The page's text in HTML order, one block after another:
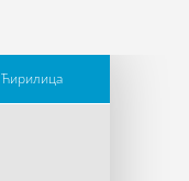
Ћирилица